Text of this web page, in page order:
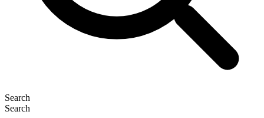
Search
Search